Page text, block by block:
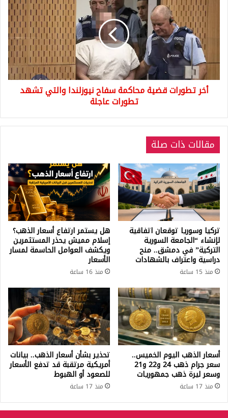
تطورات
قضية
محاكمة
سفاح
نيوزلندا
والتي
تشهد
تطورات
عاجلةأخر تطورات قضية محاكمة سفاح نيوزلندا والتي تشهد
تطورات عاجلة
مقالات ذات صلة
تركيا وسوريا توقعان اتفاقية
لإنشاء “الجامعة السورية
التركية” في دمشق.. منح
دراسية واعتراف بالشهادات
منذ 15 ساعة
هل يستمر ارتفاع أسعار الذهب؟
إسلام مميش يحذر المستثمرين
ويكشف العوامل الحاسمة لمسار
الأسعار
منذ 16 ساعة
أسعار الذهب اليوم الخميس..
سعر جرام ذهب 24 و22 و21
وسعر ليرة ذهب جمهوريات
منذ 17 ساعة
تحذير بشأن أسعار الذهب.. بيانات
أمريكية مرتقبة قد تدفع الأسعار
للصعود أو الهبوط
منذ 17 ساعة